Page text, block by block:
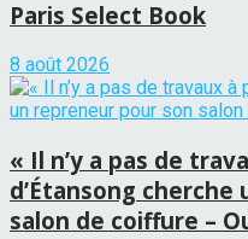
Paris Select Book
8 août 2026
« Il n’y a pas de
d’Étansong
salon de coiffure –